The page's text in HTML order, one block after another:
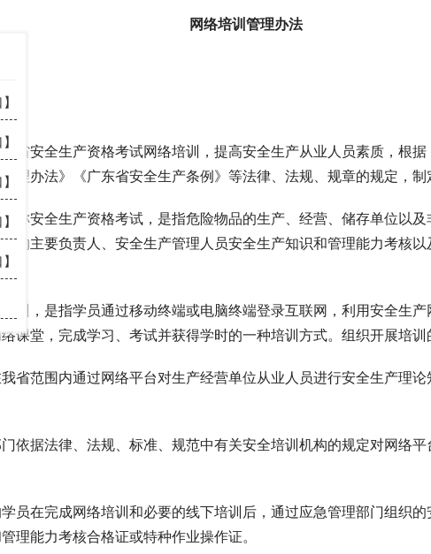
网络培训管理办法
安全生产资格考试网络培训，提高安全生产从业人员素质，根据
理办法》《广东省安全生产条例》等法律、法规、规章的规定，制
全生产资格考试，是指危险物品的生产、经营、储存单位以及
的主要负责人、安全生产管理人员安全生产知识和管理能力考核
，是指学员通过移动终端或电脑终端登录互联网，利用安全生产
课堂，完成学习、考试并获得学时的一种培训方式。组织开展培训
范围内通过网络平台对生产经营单位从业人员进行安全生产理论
据法律、法规、标准、规范中有关安全培训机构的规定对网络平
在完成网络培训和必要的线下培训后，通过应急管理部门组织的
理能力考核合格证或特种作业操作证。